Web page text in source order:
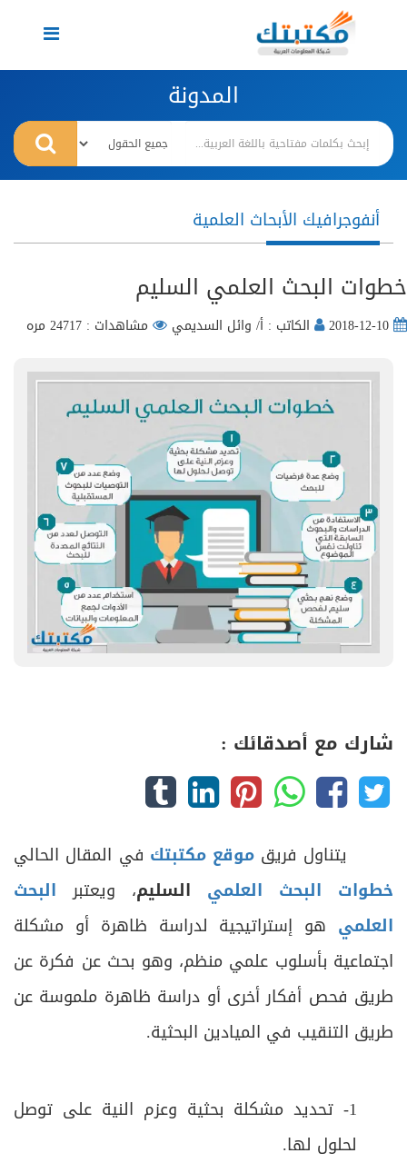
Toggle
navigation
المدونة
أنفوجرافيك الأبحاث العلمية
خطوات البحث العلمي السليم
الكاتب : أ/ وائل السديمي مشاهدات : 24717 مره
شارك مع أصدقائك :
يتناول فريقموقع مكتبتك في المقال الحالي
خطوات البحث العلمي السليم، ويعتبر البحث
العلمي هو إستراتيجية لدراسة ظاهرة أو مشكلة
اجتماعية بأسلوب علمي منظم، وهو بحث عن فكرة عن
طريق فحص أفكار أخرى أو دراسة ظاهرة ملموسة عن
طريق التنقيب في الميادين البحثية.
1- تحديد مشكلة بحثية وعزم النية على توصل
لحلول لها.